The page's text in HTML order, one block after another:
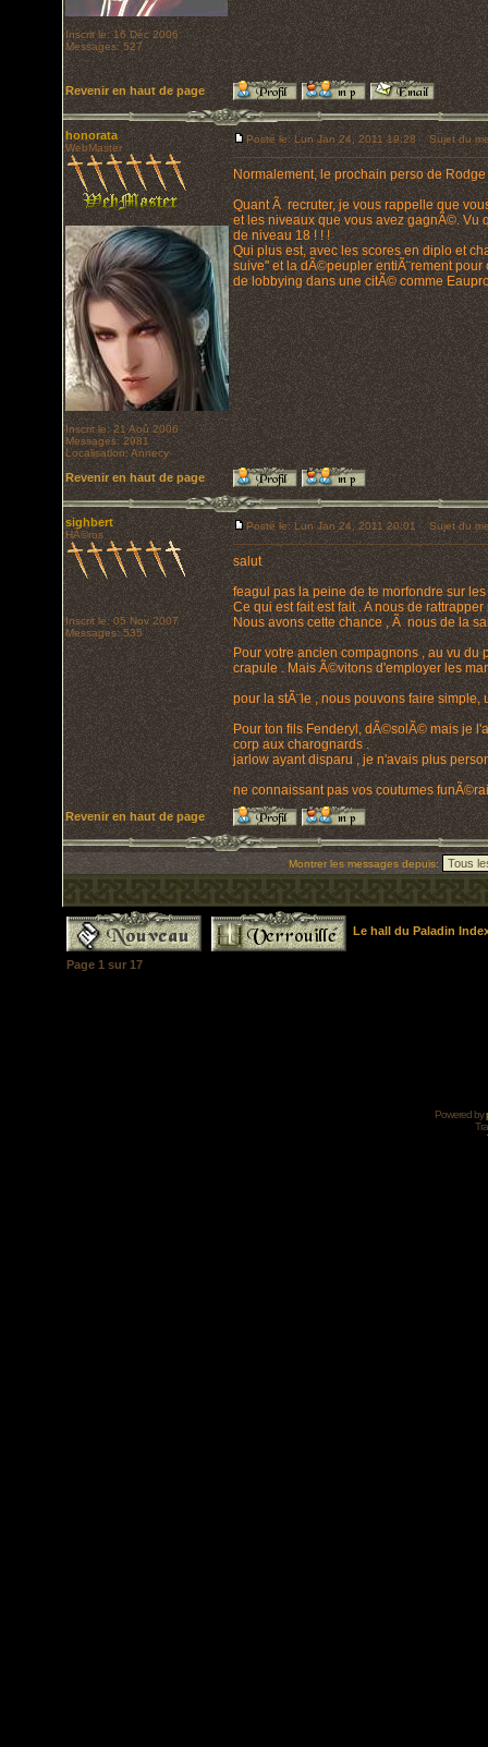
Inscrit le: 16 Déc 2006
Messages: 527
Revenir en haut de page
honorata
WebMaster
Inscrit le: 21 Aoû 2006
Messages: 2981
Localisation: Annecy
Posté le: Lun Jan 24, 2011 19:28 Sujet du
Normalement, le prochain perso de Rodge
Quant Ã recruter, je vous rappelle que
et les niveaux que vous avez gagnÃ©. Vu
de niveau 18 ! ! !
Qui plus est, avec les scores en diplo et
suive" et la dÃ©peupler entiÃ¨rement
de lobbying dans une citÃ© comme
Revenir en haut de page
sighbert
HÃ©ros
Inscrit le: 05 Nov 2007
Messages: 535
Posté le: Lun Jan 24, 2011 20:01 Sujet du
salut
feagul pas la peine de te morfondre sur
Ce qui est fait est fait . A nous de
Nous avons cette chance , Ã nous de la
Pour votre ancien compagnons , au vu du
crapule . Mais Ã©vitons d'employer les
pour la stÃ¨le , nous pouvons faire
Pour ton fils Fenderyl, dÃ©solÃ© mais je
corp aux charognards .
jarlow ayant disparu , je n'avais plus
ne connaissant pas vos coutumes
Revenir en haut de page
Montrer les messages depuis:
Le hall du Paladin
Page 1 sur 17
Powered by